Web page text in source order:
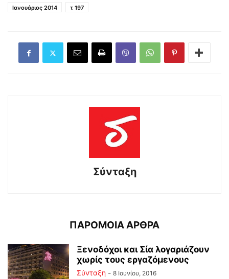
Ιανουάριος 2014
τ 197
Σύνταξη
ΠΑΡΟΜΟΙΑ ΑΡΘΡΑ
Ξενοδόχοι και Σία λογαριάζουν
χωρίς τους εργαζόμενους
Σύνταξη - 8 Ιουνίου, 2016